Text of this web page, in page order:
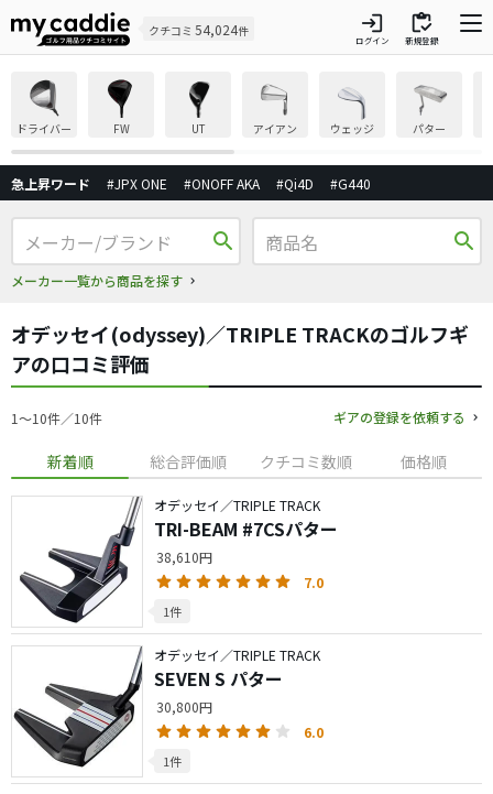
クチコミ 54,024件 login
ログイン
inventory
新規登録
ドライバー FW UT アイアン ウェッジ パター
急上昇ワード #JPX ONE #ONOFF AKA #Qi4D #G440
search
メーカー一覧から商品を探す
search
オデッセイ(odyssey)／TRIPLE TRACKのゴルフギ
アの口コミ評価
1〜10件／10件 ギアの登録を依頼する
新着順 総合評価順 クチコミ数順 価格順
オデッセイ／TRIPLE TRACK
TRI-BEAM #7CSパター
38,610円
7.0
1件
オデッセイ／TRIPLE TRACK
SEVEN S パター
30,800円
6.0
1件